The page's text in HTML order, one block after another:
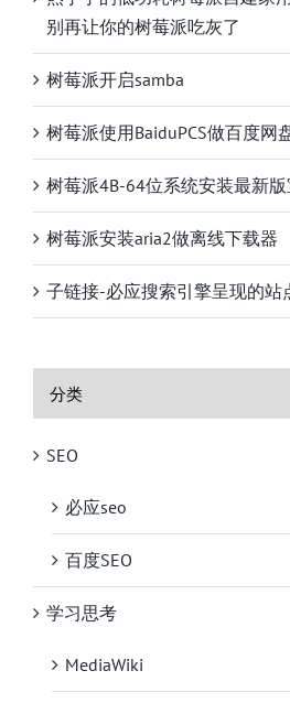
热乎乎的低功耗树莓派自建家
别再让你的树莓派吃灰了
树莓派开启samba
树莓派使用BaiduPCS做百度网
树莓派4B-64位系统安装最新
树莓派安装aria2做离线下载器
子链接-必应搜索引擎呈现的站
分类
必应seo
百度SEO
学习思考